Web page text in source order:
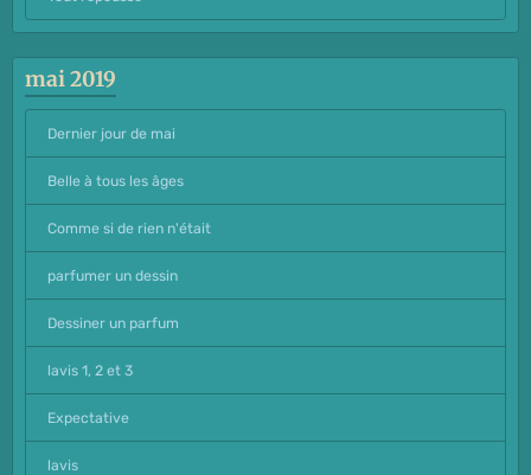
mai 2019
Dernier jour de mai
Belle à tous les âges
Comme si de rien n'était
parfumer un dessin
Dessiner un parfum
lavis 1, 2 et 3
Expectative
lavis